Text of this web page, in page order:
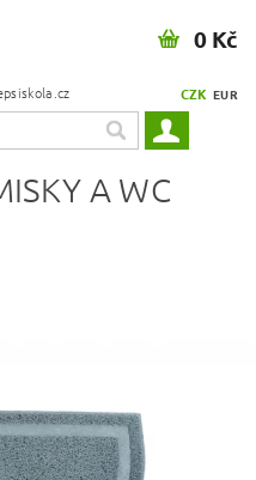
CZK EUR
0 Kč
A WC